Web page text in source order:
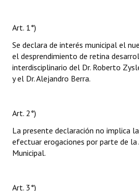
Art. 1°)
Se declara de interés municipal el
el desprendimiento de retina
interdisciplinario del Dr. Roberto
y el Dr. Alejandro Berra.
Art. 2°)
La presente declaración no implica
efectuar erogaciones por parte de la
Municipal.
Art. 3°)